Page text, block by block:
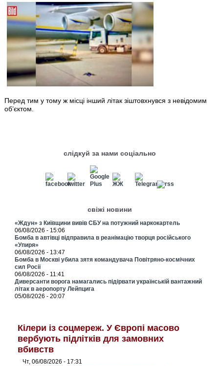
Перед тим у тому ж місці інший літак зіштовхнувся з невідомим
об’єктом.
слідкуй за нами соціально
свіжі новини
«Ждун» з Київщини вивів СБУ на потужний наркокартель
06/08/2026 - 15:06
Бомба в автівці відправила в реанімацію творця російського
«Упиря»
06/08/2026 - 13:47
Бомба в Москві убила зятя командувача Повітряно-космічних
сил Росії
06/08/2026 - 11:41
Диверсанти ворога намагались підірвати українській вантажний
літак в аеропорту Лейпцига
05/08/2026 - 20:07
Кілери із соцмереж. У Європі масово
вербують підлітків для замовних
вбивств
Чт, 06/08/2026 - 17:31